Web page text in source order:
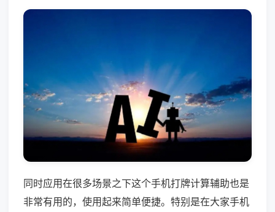
同时应用在很多场景之下这个手机打牌计算辅助也是
非常有用的，使用起来简单便捷。特别是在大家手机